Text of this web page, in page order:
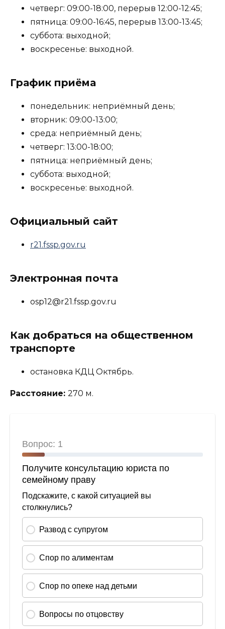
четверг: 09:00-18:00, перерыв 12:00-12:45;
пятница: 09:00-16:45, перерыв 13:00-13:45;
суббота: выходной;
воскресенье: выходной.
График приёма
понедельник: неприёмный день;
вторник: 09:00-13:00;
среда: неприёмный день;
четверг: 13:00-18:00;
пятница: неприёмный день;
суббота: выходной;
воскресенье: выходной.
Официальный сайт
r21.fssp.gov.ru
Электронная почта
osp12@r21.fssp.gov.ru
Как добраться на общественном
транспорте
остановка КДЦ Октябрь.
Расстояние: 270 м.